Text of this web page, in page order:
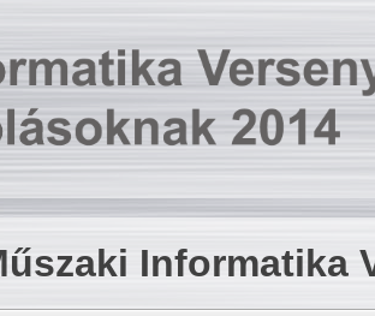
Informatika